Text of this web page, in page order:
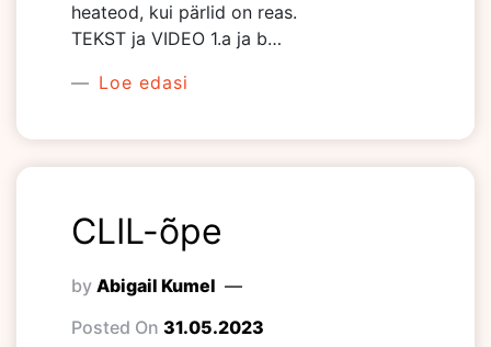
heateod, kui pärlid on reas.
TEKST ja VIDEO 1.a ja b…
Loe edasi
CLIL-õpe
by Abigail Kumel
Posted On 31.05.2023